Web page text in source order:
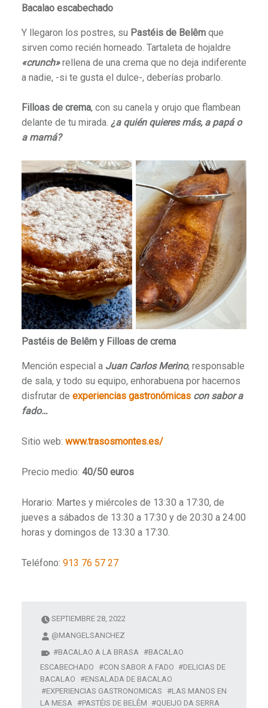
Bacalao escabechado
Y llegaron los postres, su Pastéis de Belêmque
sirven como recién horneado. Tartaleta de hojaldre
«crunch» rellena de una crema que no deja indiferente
a nadie, -si te gusta el dulce-, deberías probarlo.
Filloas de crema, con su canela y orujo que flambean
delante de tu mirada. ¿a quién quieres más, a papá o
a mamá?
Pastéis de Belêm y Filloas de crema
Mención especial a Juan Carlos Merino, responsable
de sala, y todo su equipo, enhorabuena por hacernos
disfrutar de experiencias gastronómicas con sabor a
fado…
Sitio web: www.trasosmontes.es/
Precio medio: 40/50 euros
Horario: Martes y miércoles de 13:30 a 17:30, de
jueves a sábados de 13:30 a 17:30 y de 20:30 a 24:00
horas y domingos de 13:30 a 17:30.
Teléfono: 913 76 57 27
SEPTIEMBRE 28, 2022
@MANGELSANCHEZ
BACALAO A LA BRASA
BACALAO
ESCABECHADO
CON SABOR A FADO
DELICIAS DE
BACALAO
ENSALADA DE BACALAO
EXPERIENCIAS GASTRONOMICAS
LAS MANOS EN
LA MESA
PASTÉIS DE BELÊM
QUEIJO DA SERRA